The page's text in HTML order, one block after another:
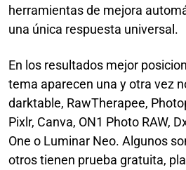
herramientas de mejora
una única respuesta universal.
En los resultados mejor
tema aparecen una y otra vez
darktable, RawTherapee,
Pixlr, Canva, ON1 Photo RAW,
One o Luminar Neo. Algunos
otros tienen prueba gratuita,